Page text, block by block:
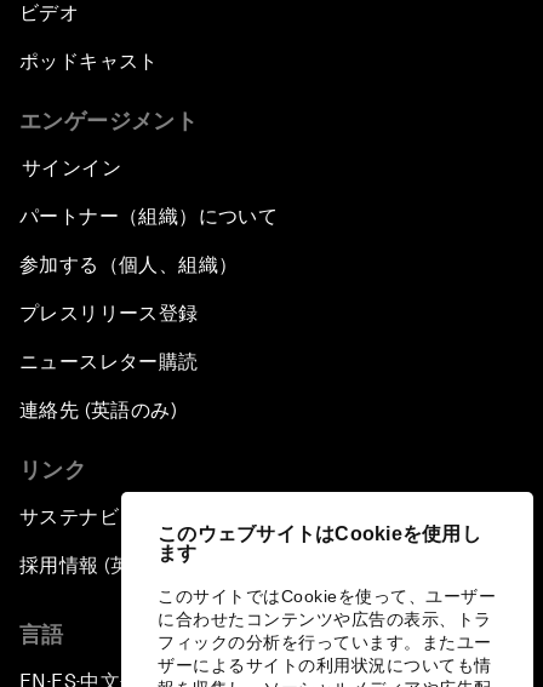
このウェブサイトはCookieを使用し
ます
このサイトではCookieを使って、ユーザー
に合わせたコンテンツや広告の表示、トラ
フィックの分析を行っています。またユー
ザーによるサイトの利用状況についても情
ビデオ
ポッドキャスト
エンゲージメント
サインイン
パートナー（組織）について
参加する（個人、組織）
プレスリリース登録
ニュースレター購読
連絡先 (英語のみ)
リンク
サステナビリティへの取り組み
採用情報 (英語のみ)
言語
EN ▪ES▪中文▪ 日本語